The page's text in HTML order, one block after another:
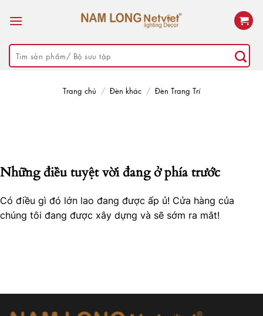
Tìm
kiếm:
Trang chủ / Đèn khác / Đèn Trang Trí
Những điều tuyệt vời đang ở phía trước
Có điều gì đó lớn lao đang được ấp ủ! Cửa hàng của
chúng tôi đang được xây dựng và sẽ sớm ra mắt!